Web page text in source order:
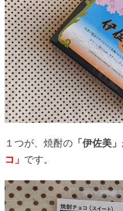
１つが、焼酎の 「伊佐美」
コ」 です。